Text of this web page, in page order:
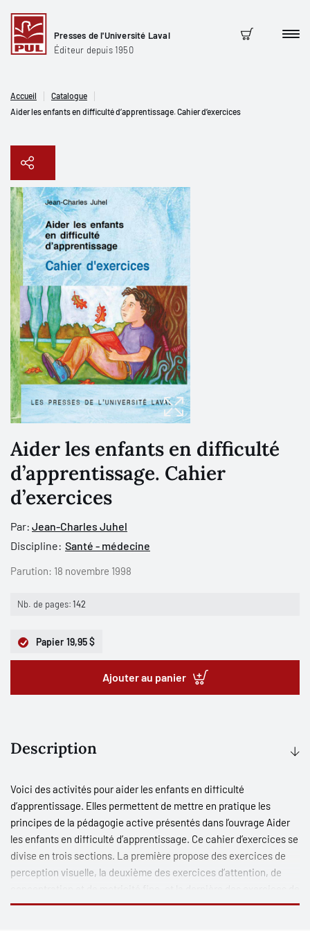
Presses de l'Université Laval
Éditeur depuis 1950
Panier
Accueil
Catalogue
Aider les enfants en difficulté d’apprentissage. Cahier d’exercices
Copier le lien
Aider les enfants en difficulté
d’apprentissage. Cahier
d’exercices
Par: Jean-Charles Juhel
Discipline: Santé - médecine
Parution: 18 novembre 1998
Nb. de pages:142
Papier 19,95 $
Ajouter au panier
Description
Voici des activités pour aider les enfants en difficulté
d’apprentissage. Elles permettent de mettre en pratique les
principes de la pédagogie active présentés dans l’ouvrage Aider
les enfants en difficulté d’apprentissage. Ce cahier d’exercices se
divise en trois sections. La première propose des exercices de
perception visuelle, la deuxième des exercices d’attention, de
raisonnement.